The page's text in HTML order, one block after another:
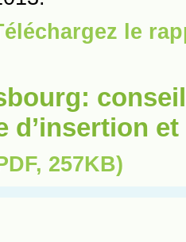
d’insertion
257KB)